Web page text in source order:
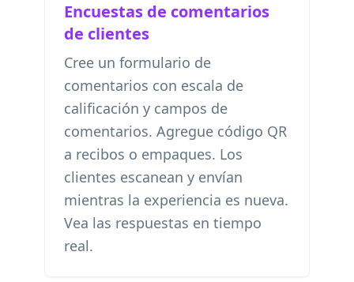
Encuestas de comentarios
de clientes
Cree un formulario de
comentarios con escala de
calificación y campos de
comentarios. Agregue código QR
a recibos o empaques. Los
clientes escanean y envían
mientras la experiencia es nueva.
Vea las respuestas en tiempo
real.